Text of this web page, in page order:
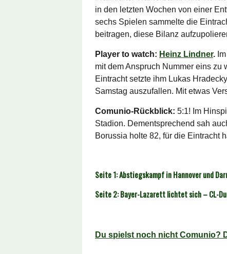
in den letzten Wochen von einer
sechs Spielen sammelte die
beitragen, diese Bilanz
Player to watch: Heinz Lindner.
mit dem Anspruch Nummer eins zu
Eintracht setzte ihm Lukas
Samstag auszufallen. Mit etwas
Comunio-Rückblick: 5:1! Im
Stadion. Dementsprechend sah
Borussia holte 82, für die Eintracht
Seite 1: Abstiegskampf in Hannover und
Seite 2: Bayer-Lazarett lichtet sich – CL-
Du spielst noch nicht Comunio?